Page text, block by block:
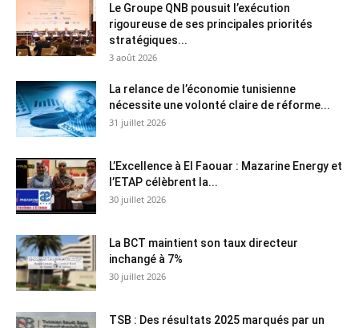
Le Groupe QNB pousuit l’exécution
rigoureuse de ses principales priorités
stratégiques...
3 août 2026
La relance de l’économie tunisienne
nécessite une volonté claire de réforme...
31 juillet 2026
L’Excellence à El Faouar : Mazarine Energy et
l’ETAP célèbrent la...
30 juillet 2026
La BCT maintient son taux directeur
inchangé à 7%
30 juillet 2026
TSB : Des résultats 2025 marqués par un